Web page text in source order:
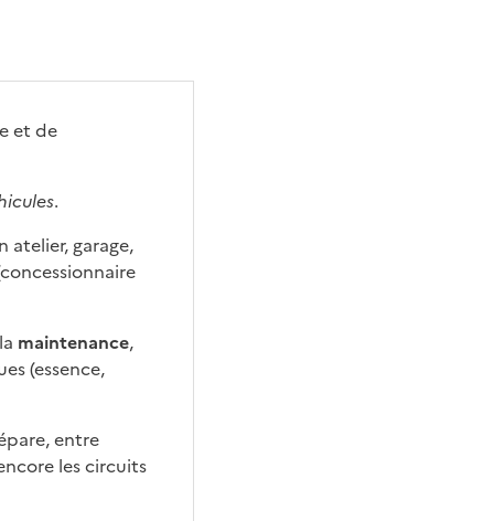
et de
.
garage,
maintenance,
(essence,
entre
les circuits